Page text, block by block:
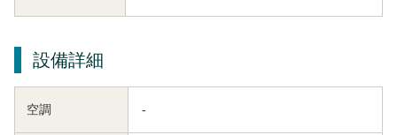
設備詳細
空調 -